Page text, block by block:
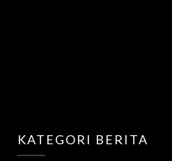
KATEGORI BERITA